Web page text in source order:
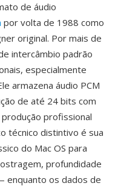
de áudio
por volta de 1988 como
original. Por mais de
intercâmbio padrão
especialmente
armazena áudio PCM
de até 24 bits com
profissional
técnico distintivo é sua
do Mac OS para
profundidade
enquanto os dados de